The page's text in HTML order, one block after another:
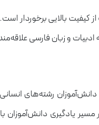
بالایی برخوردار
به ادبیات و زبان فارسی
دانش‌آموزان رشته‌های
یادگیری